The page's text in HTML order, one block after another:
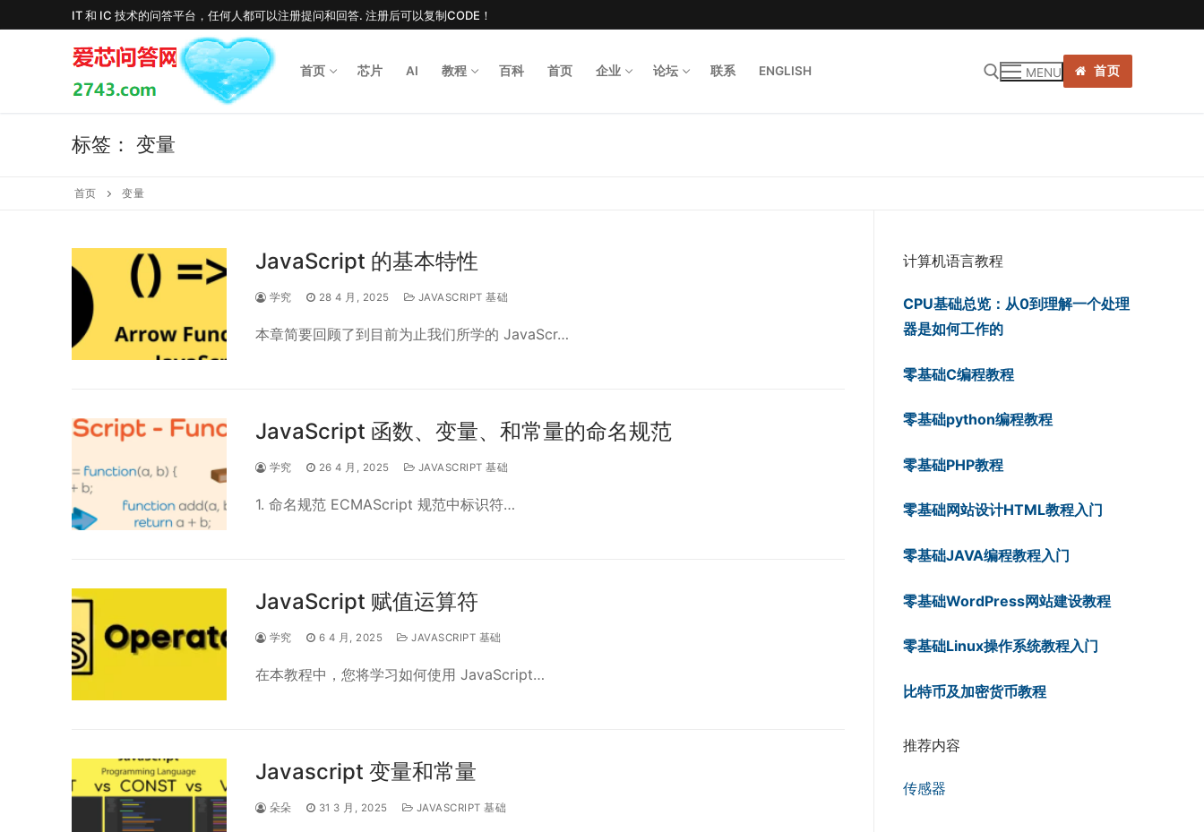
IT 和 IC 技术的问答平台，任何人都可以注册提问和回答. 注册后可以复制CODE！
首页 芯片 AI 教程 百科 首页 企业 论坛 联系 ENGLISH MENU 首页
标签： 变量
首页 变量
JavaScript 的基本特性
学究 28 4 月, 2025 JAVASCRIPT 基础
本章简要回顾了到目前为止我们所学的 JavaScr…
JavaScript 函数、变量、和常量的命名规范
学究 26 4 月, 2025 JAVASCRIPT 基础
1. 命名规范 ECMAScript 规范中标识符…
JavaScript 赋值运算符
学究 6 4 月, 2025 JAVASCRIPT 基础
在本教程中，您将学习如何使用 JavaScript…
Javascript 变量和常量
朵朵 31 3 月, 2025 JAVASCRIPT 基础
计算机语言教程
CPU基础总览：从0到理解一个处理
器是如何工作的
零基础C编程教程
零基础python编程教程
零基础PHP教程
零基础网站设计HTML教程入门
零基础JAVA编程教程入门
零基础WordPress网站建设教程
零基础Linux操作系统教程入门
比特币及加密货币教程
推荐内容
传感器